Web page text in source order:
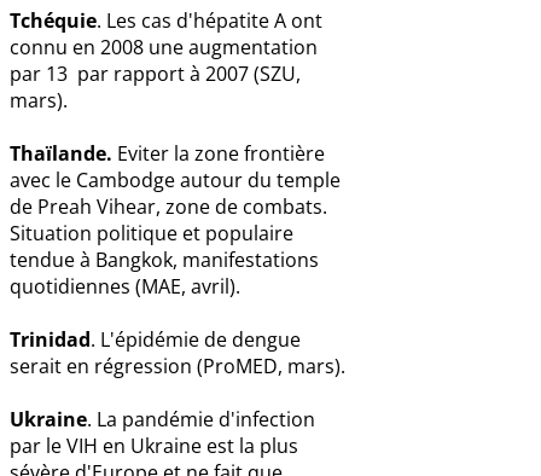
Tchéquie. Les cas d'hépatite A ont
connu en 2008 une augmentation
par 13 par rapport à 2007 (SZU,
mars).
Thaïlande. Eviter la zone frontière
avec le Cambodge autour du temple
de Preah Vihear, zone de combats.
Situation politique et populaire
tendue à Bangkok, manifestations
quotidiennes (MAE, avril).
Trinidad. L'épidémie de dengue
serait en régression (ProMED, mars).
Ukraine. La pandémie d'infection
par le VIH en Ukraine est la plus